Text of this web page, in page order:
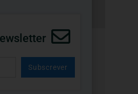
Subscrever